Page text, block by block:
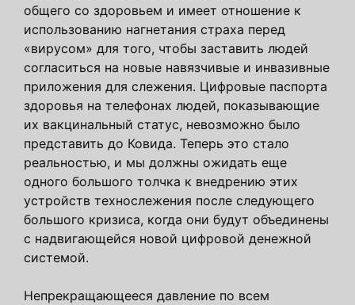
общего со здоровьем и имеет отношение к
использованию нагнетания страха перед
«вирусом» для того, чтобы заставить людей
согласиться на новые навязчивые и инвазивные
приложения для слежения. Цифровые паспорта
здоровья на телефонах людей, показывающие
их вакцинальный статус, невозможно было
представить до Ковида. Теперь это стало
реальностью, и мы должны ожидать еще
одного большого толчка к внедрению этих
устройств технослежения после следующего
большого кризиса, когда они будут объединены
с надвигающейся новой цифровой денежной
системой.
Непрекращающееся давление по всем